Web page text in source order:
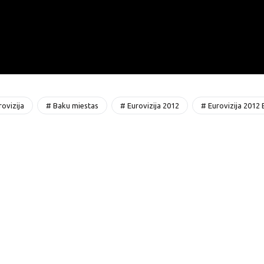
# Baku miestas # Eurovizija 2012 # Eurovizija 2012